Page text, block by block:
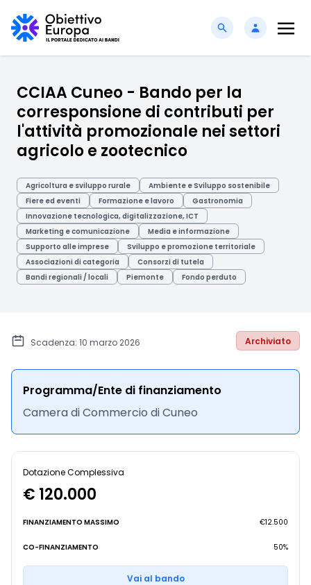
CCIAA Cuneo - Bando per la
corresponsione di contributi per
l'attività promozionale nei settori
agricolo e zootecnico
Agricoltura e sviluppo rurale
Ambiente e Sviluppo sostenibile
Fiere ed eventi
Formazione e lavoro
Gastronomia
Innovazione tecnologica, digitalizzazione, ICT
Marketing e comunicazione
Media e informazione
Supporto alle imprese
Sviluppo e promozione territoriale
Associazioni di categoria
Consorzi di tutela
Bandi regionali / locali
Piemonte Fondo perduto
Scadenza: 10 marzo 2026 Archiviato
Programma/Ente di finanziamento
Camera di Commercio di Cuneo
Dotazione Complessiva
€ 120.000
FINANZIAMENTO MASSIMO €12.500
CO-FINANZIAMENTO 50%
Vai al bando